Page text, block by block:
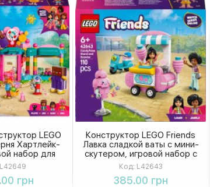
LEGO
Хартлейк-
набор для
игры и
элементов
L42649
грн
Конструктор LEGO Friends
Лавка сладкой ваты с мини-
скутером, игровой набор с
фигурками для детей, 110
деталей
Код: L42643
385.00 грн
Купить